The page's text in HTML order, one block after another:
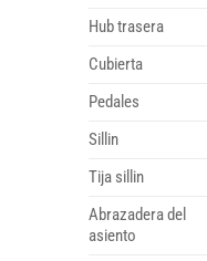
Hub trasera
Cubierta
Pedales
Sillin
Tija sillin
Abrazadera del
asiento